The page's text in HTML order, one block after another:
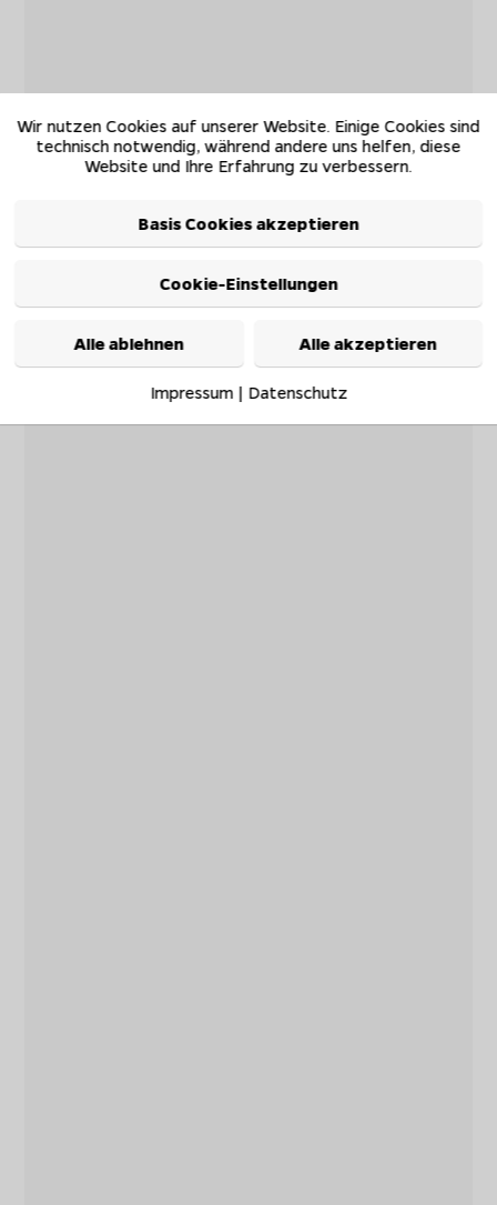
Wir nutzen Cookies auf unserer Website. Einige Cookies sind
technisch notwendig, während andere uns helfen, diese
Website und Ihre Erfahrung zu verbessern.
Basis Cookies akzeptieren
Cookie-Einstellungen
Alle ablehnen Alle akzeptieren
Impressum| Datenschutz